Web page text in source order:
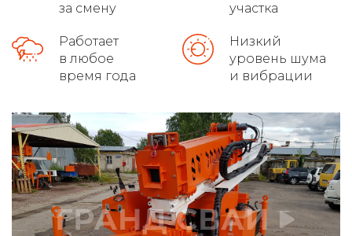
осуществляет доставку
монтаж свайно-винтового фундамента
демонтаж свайных фундаментов
установка винтовых свайных опор
за смену
участка
Работает
в любое
время года
Низкий
уровень шума
и вибрации